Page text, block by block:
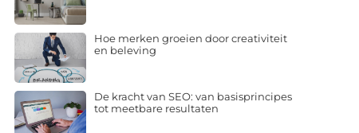
Hoe merken groeien door creativiteit
en beleving
De kracht van SEO: van basisprincipes
tot meetbare resultaten